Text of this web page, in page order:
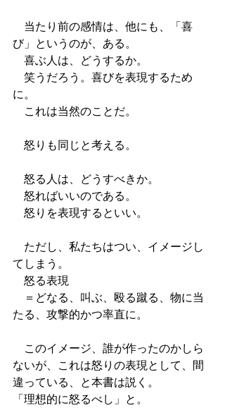
当たり前の感情は、他にも、「喜
び」というのが、ある。
喜ぶ人は、どうするか。
笑うだろう。喜びを表現するため
に。
これは当然のことだ。
怒りも同じと考える。
怒る人は、どうすべきか。
怒ればいいのである。
怒りを表現するといい。
ただし、私たちはつい、イメージし
てしまう。
怒る表現
＝どなる、叫ぶ、殴る蹴る、物に当
たる、攻撃的かつ率直に。
このイメージ、誰が作ったのかしら
ないが、これは怒りの表現として、間
違っている、と本書は説く。
「理想的に怒るべし」と。